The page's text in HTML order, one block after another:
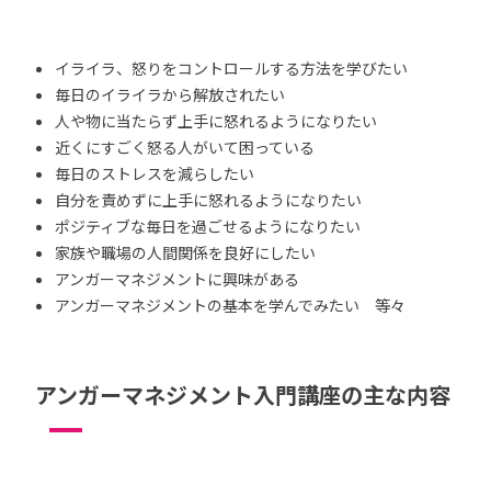
イライラ、怒りをコントロールする方法を学びたい
毎日のイライラから解放されたい
人や物に当たらず上手に怒れるようになりたい
近くにすごく怒る人がいて困っている
毎日のストレスを減らしたい
自分を責めずに上手に怒れるようになりたい
ポジティブな毎日を過ごせるようになりたい
家族や職場の人間関係を良好にしたい
アンガーマネジメントに興味がある
アンガーマネジメントの基本を学んでみたい 等々
アンガーマネジメント入門講座の主な内容